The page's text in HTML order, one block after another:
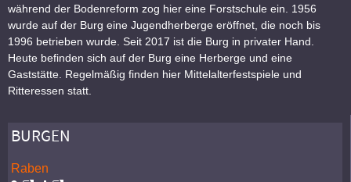
während der Bodenreform zog hier eine Forstschule ein. 1956
wurde auf der Burg eine Jugendherberge eröffnet, die noch bis
1996 betrieben wurde. Seit 2017 ist die Burg in privater Hand.
Heute befinden sich auf der Burg eine Herberge und eine
Gaststätte. Regelmäßig finden hier Mittelalterfestspiele und
Ritteressen statt.
BURGEN
Raben